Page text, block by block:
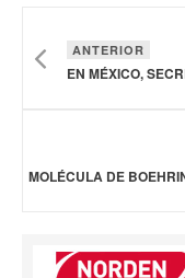
ANTERIOR